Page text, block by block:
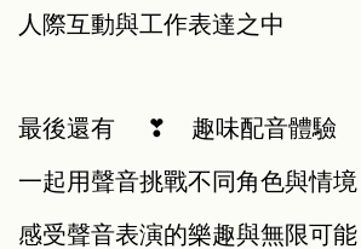
人際互動與工作表達之中
最後還有 ❣︎ 趣味配音體
一起用聲音挑戰不同角色與情境
感受聲音表演的樂趣與無限